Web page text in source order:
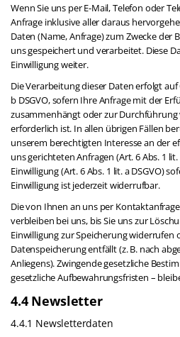
Wenn Sie uns per E-Mail, Telefon oder
Anfrage inklusive aller daraus
Daten (Name, Anfrage) zum Zwecke der
uns gespeichert und verarbeitet. Diese
Einwilligung weiter.
Die Verarbeitung dieser Daten erfolgt
b DSGVO, sofern Ihre Anfrage mit der
zusammenhängt oder zur
erforderlich ist. In allen übrigen Fällen
unserem berechtigten Interesse an der
uns gerichteten Anfragen (Art. 6 Abs. 1
Einwilligung (Art. 6 Abs. 1 lit. a DSGVO)
Einwilligung ist jederzeit widerrufbar.
Die von Ihnen an uns per
verbleiben bei uns, bis Sie uns zur
Einwilligung zur Speicherung widerrufen
Datenspeicherung entfällt (z. B. nach
Anliegens). Zwingende gesetzliche
gesetzliche Aufbewahrungsfristen –
4.4 Newsletter
4.4.1 Newsletterdaten